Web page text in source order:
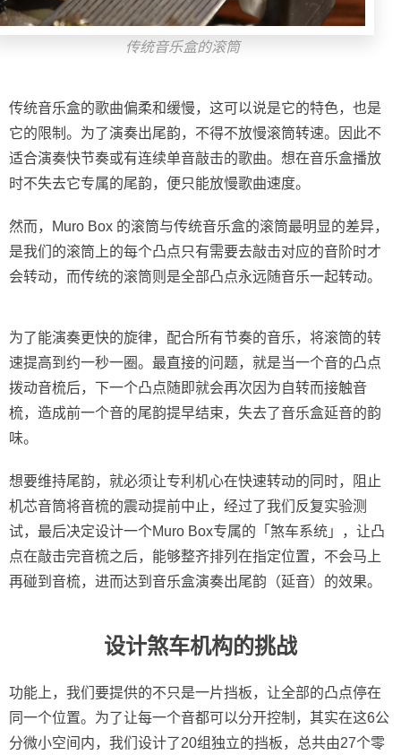
传统音乐盒的滚筒
传统音乐盒的歌曲偏柔和缓慢，这可以说是它的特色，也是
它的限制。为了演奏出尾韵，不得不放慢滚筒转速。因此不
适合演奏快节奏或有连续单音敲击的歌曲。想在音乐盒播放
时不失去它专属的尾韵，便只能放慢歌曲速度。
然而，Muro Box 的滚筒与传统音乐盒的滚筒最明显的差异，
是我们的滚筒上的每个凸点只有需要去敲击对应的音阶时才
会转动，而传统的滚筒则是全部凸点永远随音乐一起转动。
为了能演奏更快的旋律，配合所有节奏的音乐，将滚筒的转
速提高到约一秒一圈。最直接的问题，就是当一个音的凸点
拨动音梳后，下一个凸点随即就会再次因为自转而接触音
梳，造成前一个音的尾韵提早结束，失去了音乐盒延音的韵
味。
想要维持尾韵，就必须让专利机心在快速转动的同时，阻止
机芯音筒将音梳的震动提前中止，经过了我们反复实验测
试，最后决定设计一个Muro Box专属的「煞车系统」，让凸
点在敲击完音梳之后，能够整齐排列在指定位置，不会马上
再碰到音梳，进而达到音乐盒演奏出尾韵（延音）的效果。
设计煞车机构的挑战
功能上，我们要提供的不只是一片挡板，让全部的凸点停在
同一个位置。为了让每一个音都可以分开控制，其实在这6公
分微小空间内，我们设计了20组独立的挡板，总共由27个零